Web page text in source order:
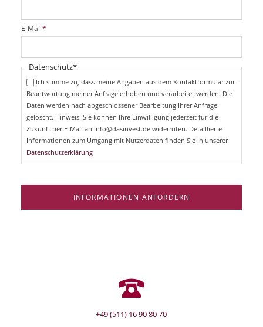
i
c
t
f
P
f
i
E-Mail*
Pflichtfeld
Datenschutz*
Ich stimme zu, dass meine Angaben aus dem Kontaktformular zur
Beantwortung meiner Anfrage erhoben und verarbeitet werden. Die
Daten werden nach abgeschlossener Bearbeitung Ihrer Anfrage
gelöscht. Hinweis: Sie können Ihre Einwilligung jederzeit für die
Zukunft per E-Mail an info@dasinvest.de widerrufen. Detaillierte
Informationen zum Umgang mit Nutzerdaten finden Sie in unserer
Datenschutzerklärung
INFORMATIONEN ANFORDERN
+49 (511) 16 90 80 70